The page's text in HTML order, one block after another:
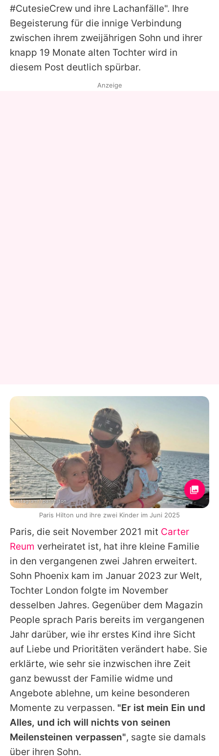
Datenschutzerklärung
Nutzungsbedingungen
Utiq verwalten
#CutesieCrew und ihre Lachanfälle". Ihre
Begeisterung für die innige Verbindung
zwischen ihrem zweijährigen Sohn und ihrer
knapp 19 Monate alten Tochter wird in
diesem Post deutlich spürbar.
Paris, die seit November 2021 mit Carter
Reum verheiratet ist, hat ihre kleine Familie
in den vergangenen zwei Jahren erweitert.
Sohn Phoenix kam im Januar 2023 zur Welt,
Tochter London folgte im November
desselben Jahres. Gegenüber dem Magazin
People sprach Paris bereits im vergangenen
Jahr darüber, wie ihr erstes Kind ihre Sicht
auf Liebe und Prioritäten verändert habe. Sie
erklärte, wie sehr sie inzwischen ihre Zeit
ganz bewusst der Familie widme und
Angebote ablehne, um keine besonderen
Momente zu verpassen. "Er ist mein Ein und
Alles, und ich will nichts von seinen
Meilensteinen verpassen", sagte sie damals
über ihren Sohn.
Anzeige
Instagram / parishilton
Paris Hilton und ihre zwei Kinder im Juni 2025